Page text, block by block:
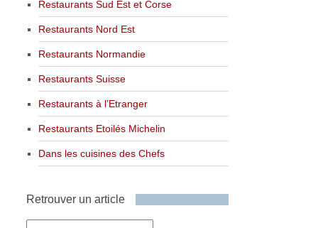
Restaurants Sud Est et Corse
Restaurants Nord Est
Restaurants Normandie
Restaurants Suisse
Restaurants à l’Etranger
Restaurants Etoilés Michelin
Dans les cuisines des Chefs
Retrouver un article